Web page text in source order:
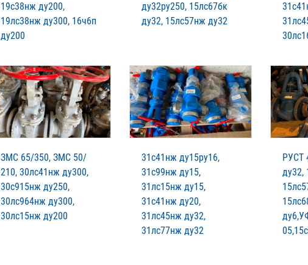
19с38нж ду200,
19лс38нж ду300, 16ч6п
ду200
ду32ру250, 15лс67бк
ду32, 15лс57нж ду32
ЗМС 65/350, ЗМС 50/
210, 30лс41нж ду300,
30с915нж ду250,
30лс964нж ду300,
30лс15нж ду200
31с41нж ду15ру16,
31с99нж ду15,
31лс15нж ду15,
31с41нж ду20,
31лс45нж ду32,
31лс77нж ду32
РУСТ
ду32,